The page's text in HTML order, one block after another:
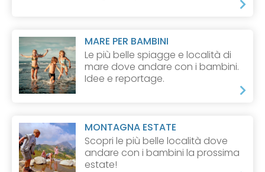
MARE PER BAMBINI
Le più belle spiagge e località di
mare dove andare con i bambini.
Idee e reportage.
MONTAGNA ESTATE
Scopri le più belle località dove
andare con i bambini la prossima
estate!